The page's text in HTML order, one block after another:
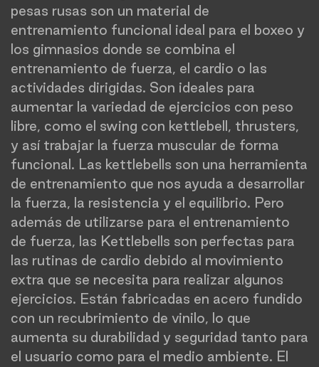
pesas rusas son un material de
entrenamiento funcional ideal para el boxeo y
los gimnasios donde se combina el
entrenamiento de fuerza, el cardio o las
actividades dirigidas. Son ideales para
aumentar la variedad de ejercicios con peso
libre, como el swing con kettlebell, thrusters,
y así trabajar la fuerza muscular de forma
funcional. Las kettlebells son una herramienta
de entrenamiento que nos ayuda a desarrollar
la fuerza, la resistencia y el equilibrio. Pero
además de utilizarse para el entrenamiento
de fuerza, las Kettlebells son perfectas para
las rutinas de cardio debido al movimiento
extra que se necesita para realizar algunos
ejercicios. Están fabricadas en acero fundido
con un recubrimiento de vinilo, lo que
aumenta su durabilidad y seguridad tanto para
el usuario como para el medio ambiente. El